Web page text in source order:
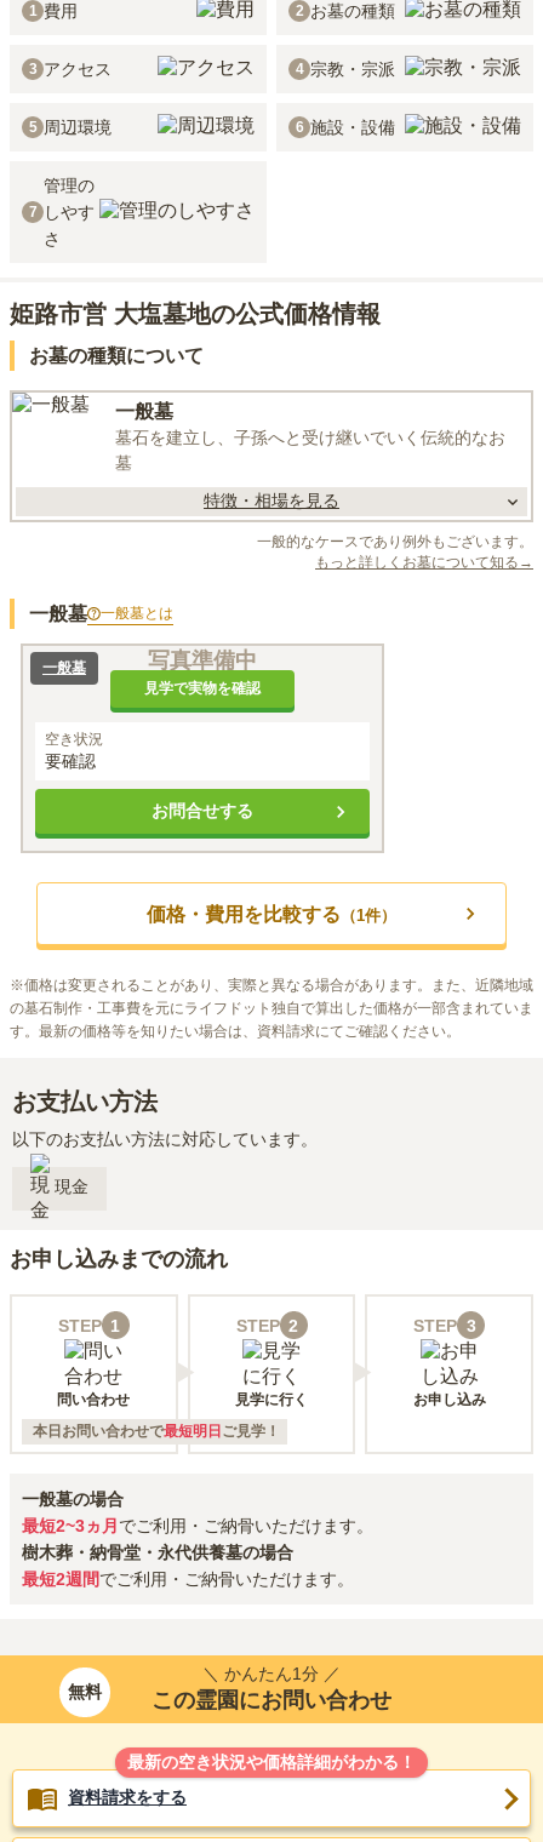
1 費用 2 お墓の種類
3 アクセス 4 宗教・宗派
5 周辺環境 6 施設・設備
7
管理の
しやす
さ
姫路市営 大塩墓地の公式価格情報
お墓の種類について
一般墓
墓石を建立し、子孫へと受け継いでいく伝統的なお
墓
特徴・相場を見る
一般的なケースであり例外もございます。
もっと詳しくお墓について知る→
一般墓 一般墓とは
写真準備中
見学で実物を確認
一般墓
空き状況
要確認
お問合せする
価格・費用を比較する （1件）
※価格は変更されることがあり、実際と異なる場合があります。また、近隣地域
の墓石制作・工事費を元にライフドット独自で算出した価格が一部含まれていま
す。最新の価格等を知りたい場合は、資料請求にてご確認ください。
お支払い方法
以下のお支払い方法に対応しています。
現金
お申し込みまでの流れ
STEP 1
問い合わせ
STEP 2
見学に行く
STEP 3
お申し込み
本日お問い合わせで最短明日 ご見学！
一般墓の場合
最短2~3ヵ月 でご利用・ご納骨いただけます。
樹木葬・納骨堂・永代供養墓の場合
最短2週間でご利用・ご納骨いただけます。
無料
＼ かんたん1分 ／
この霊園にお問い合わせ
最新の空き状況や価格詳細がわかる！
資料請求をする